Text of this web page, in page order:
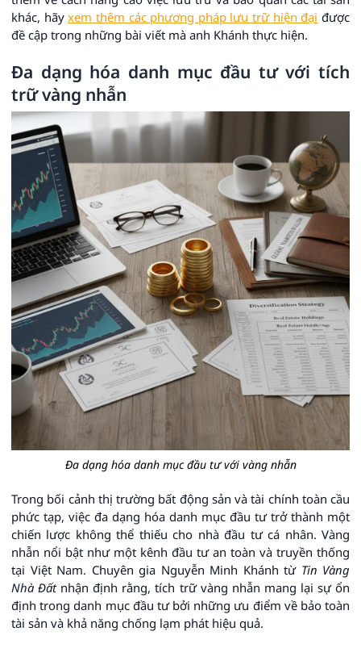
khác, hãyxem thêm các phương pháp lưu trữ hiện đại được
đề cập trong những bài viết mà anh Khánh thực hiện.
Đa dạng hóa danh mục đầu tư với tích
trữ vàng nhẫn
Đa dạng hóa danh mục đầu tư với vàng nhẫn
Trong bối cảnh thị trường bất động sản và tài chính toàn cầu
phức tạp, việc đa dạng hóa danh mục đầu tư trở thành một
chiến lược không thể thiếu cho nhà đầu tư cá nhân. Vàng
nhẫn nổi bật như một kênh đầu tư an toàn và truyền thống
tại Việt Nam. Chuyên gia Nguyễn Minh Khánh từ Tin Vàng
Nhà Đấtnhận định rằng, tích trữ vàng nhẫn mang lại sự ổn
định trong danh mục đầu tư bởi những ưu điểm về bảo toàn
tài sản và khả năng chống lạm phát hiệu quả.